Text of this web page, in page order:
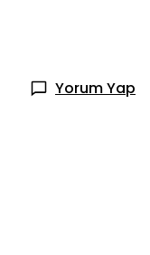
Yorum Yap